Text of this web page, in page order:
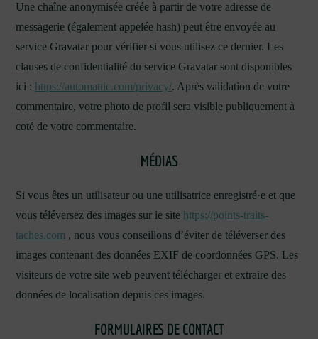
Une chaîne anonymisée créée à partir de votre adresse de
messagerie (également appelée hash) peut être envoyée au
service Gravatar pour vérifier si vous utilisez ce dernier. Les
clauses de confidentialité du service Gravatar sont disponibles
ici : https://automattic.com/privacy/. Après validation de votre
commentaire, votre photo de profil sera visible publiquement à
coté de votre commentaire.
MÉDIAS
Si vous êtes un utilisateur ou une utilisatrice enregistré·e et que
vous téléversez des images sur le site https://points-traits-
taches.com , nous vous conseillons d’éviter de téléverser des
images contenant des données EXIF de coordonnées GPS. Les
visiteurs de votre site web peuvent télécharger et extraire des
données de localisation depuis ces images.
FORMULAIRES DE CONTACT